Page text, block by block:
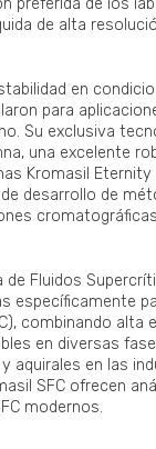
preferida de los
de alta
en
para
Su exclusiva
una excelente
Kromasil
desarrollo de
de Fluidos
específicamente
combinando alta
en diversas
aquirales en las
SFC ofrecen
modernos.